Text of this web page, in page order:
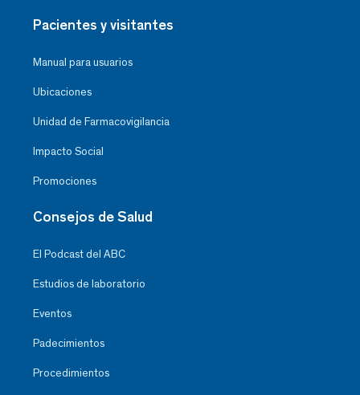
Pacientes y visitantes
Manual para usuarios
Ubicaciones
Unidad de Farmacovigilancia
Impacto Social
Promociones
Consejos de Salud
El Podcast del ABC
Estudios de laboratorio
Eventos
Padecimientos
Procedimientos